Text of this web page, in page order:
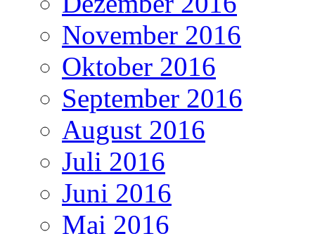
November 2016
Oktober 2016
September 2016
August 2016
Juli 2016
Juni 2016
Mai 2016